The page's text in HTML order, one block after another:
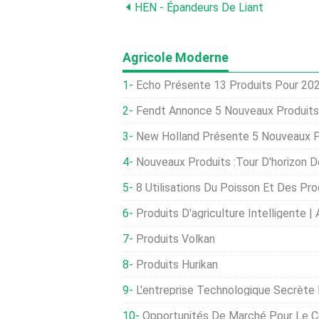
HEN - Épandeurs De Liant
Agricole Moderne
Echo Présente 13 Produits Pour
Fendt Annonce 5 Nouveaux
New Holland Présente 5 Nouveaux
Nouveaux Produits :Tour D'horizon
8 Utilisations Du Poisson Et Des
Produits D'agriculture Intelligente | Apporter
Produits Volkan
Produits Hurikan
L'entreprise Technologique Secrète
Opportunités De Marché Pour Le